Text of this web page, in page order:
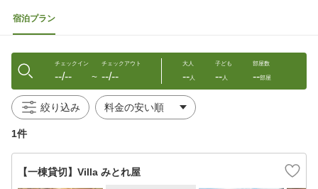
宿泊プラン
チェックイン
--/-- 〜
チェックアウト
--/--
大人
--人
子ども
--人
部屋数
--部屋
絞り込み
1件
【一棟貸切】Villa みとれ屋